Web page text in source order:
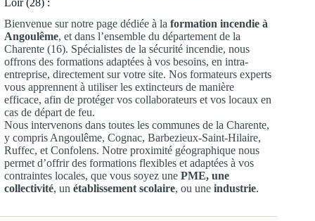
Loir (28) :
Bienvenue sur notre page dédiée à la formation incendie à
Angoulême, et dans l’ensemble du département de la
Charente (16). Spécialistes de la sécurité incendie, nous
offrons des formations adaptées à vos besoins, en intra-
entreprise, directement sur votre site. Nos formateurs experts
vous apprennent à utiliser les extincteurs de manière
efficace, afin de protéger vos collaborateurs et vos locaux en
cas de départ de feu.
Nous intervenons dans toutes les communes de la Charente,
y compris Angoulême, Cognac, Barbezieux-Saint-Hilaire,
Ruffec, et Confolens. Notre proximité géographique nous
permet d’offrir des formations flexibles et adaptées à vos
contraintes locales, que vous soyez une PME, une
collectivité, un établissement scolaire, ou une industrie.